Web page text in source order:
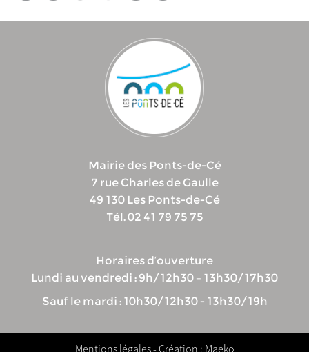
Mairie des Ponts-de-Cé
7 rue Charles de Gaulle
49 130 Les Ponts-de-Cé
Tél. 02 41 79 75 75
Horaires d’ouverture
Lundi au vendredi : 9h/12h30 – 13h30/17h30
Sauf le mardi : 10h30/12h30 - 13h30/19h
Mentions légales- Création : Maeko